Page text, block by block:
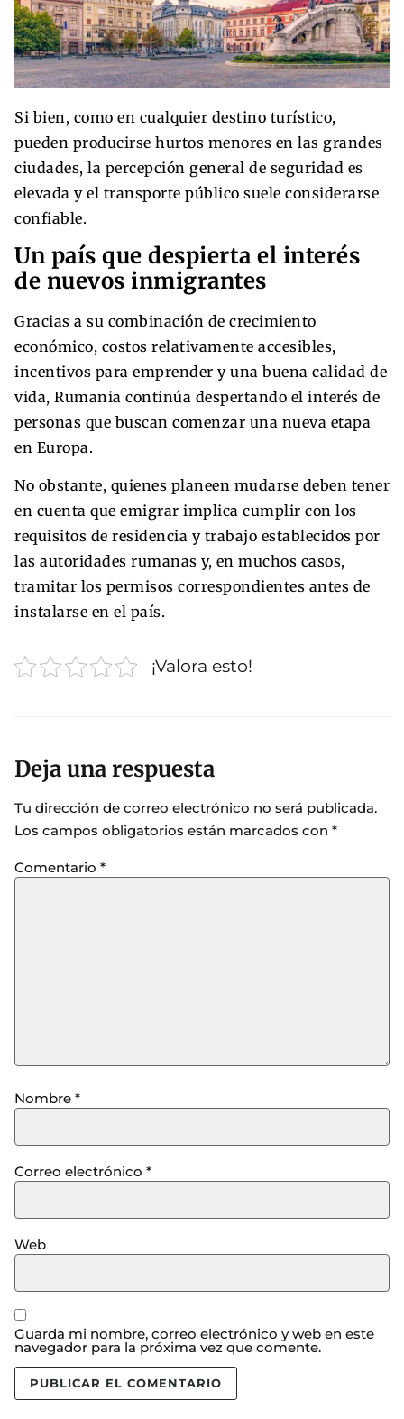
Si bien, como en cualquier destino turístico,
pueden producirse hurtos menores en las grandes
ciudades, la percepción general de seguridad es
elevada y el transporte público suele considerarse
confiable.
Un país que despierta el interés
de nuevos inmigrantes
Gracias a su combinación de crecimiento
económico, costos relativamente accesibles,
incentivos para emprender y una buena calidad de
vida, Rumania continúa despertando el interés de
personas que buscan comenzar una nueva etapa
en Europa.
No obstante, quienes planeen mudarse deben tener
en cuenta que emigrar implica cumplir con los
requisitos de residencia y trabajo establecidos por
las autoridades rumanas y, en muchos casos,
tramitar los permisos correspondientes antes de
instalarse en el país.
¡Valora esto!
Deja una respuesta
Tu dirección de correo electrónico no será publicada.
Los campos obligatorios están marcados con *
Comentario *
Nombre *
Correo electrónico *
Web
Guarda mi nombre, correo electrónico y web en este
navegador para la próxima vez que comente.